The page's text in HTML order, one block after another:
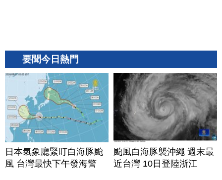
要聞今日熱門
日本氣象廳緊盯白海豚颱
風 台灣最快下午發海警
颱風白海豚襲沖繩 週末最
近台灣 10日登陸浙江